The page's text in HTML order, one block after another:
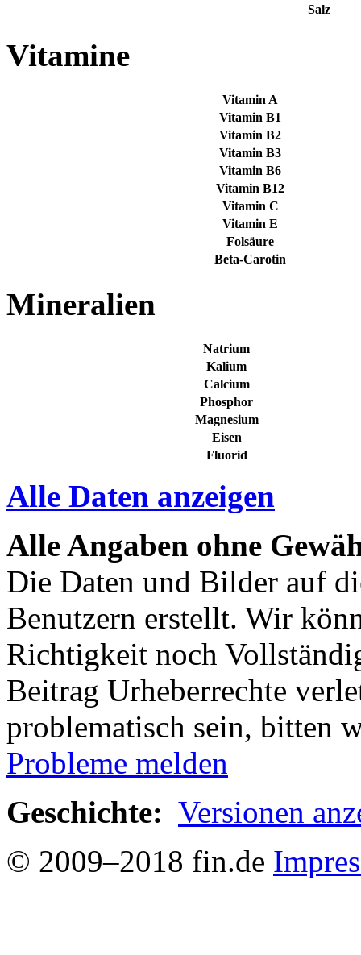
Salz
Vitamine
Vitamin A
Vitamin B1
Vitamin B2
Vitamin B3
Vitamin B6
Vitamin B12
Vitamin C
Vitamin E
Folsäure
Beta-Carotin
Mineralien
Natrium
Kalium
Calcium
Phosphor
Magnesium
Eisen
Fluorid
Alle Daten anzeigen
Alle Angaben ohne
Die Daten und Bilder auf
Benutzern erstellt. Wir
Richtigkeit noch
Beitrag Urheberrechte
problematisch sein, bitten
Probleme melden
Geschichte: Versionen
© 2009–2018 fin.de